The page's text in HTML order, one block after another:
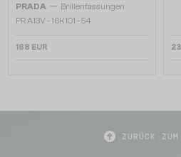
PRADA — Brillenfassungen
PR A13V - 16K1O1 - 54
168 EUR
ZURÜCK